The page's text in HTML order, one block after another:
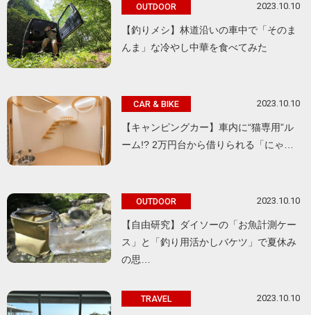
OUTDOOR 2023.10.10
【釣りメシ】林道沿いの車中で「そのま
んま」な冷やし中華を食べてみた
CAR & BIKE 2023.10.10
【キャンピングカー】車内に“猫専用”ル
ーム!? 2万円台から借りられる「にゃ…
OUTDOOR 2023.10.10
【自由研究】ダイソーの「お魚計測ケー
ス」と「釣り用活かしバケツ」で夏休み
の思…
TRAVEL 2023.10.10